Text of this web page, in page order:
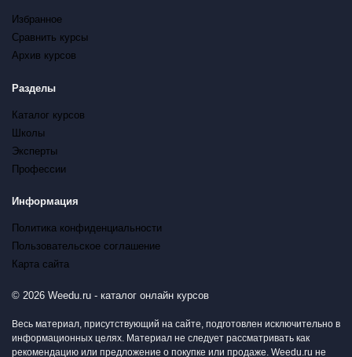
Избранное
Сравнить курсы
Архив курсов
Разделы
Каталог курсов
Школы
Эксперты
Профессии
Информация
Политика конфиденциальности
Пользовательское соглашение
Карта сайта
© 2026 Weedu.ru - каталог онлайн курсов
Весь материал, присутствующий на сайте, подготовлен исключительно в
информационных целях. Материал не следует рассматривать как
рекомендацию или предложение о покупке или продаже. Weedu.ru не